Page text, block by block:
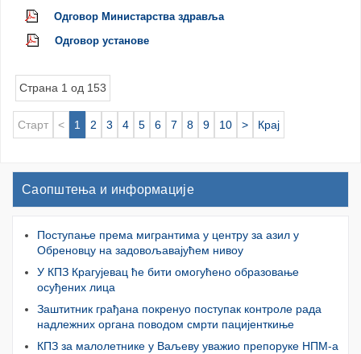
Одговор Министарства здравља
Одговор установе
Страна 1 од 153
Старт < 1 2 3 4 5 6 7 8 9 10 > Крај
Саопштења и информације
Поступање према мигрантима у центру за азил у
Обреновцу на задовољавајућем нивоу
У КПЗ Крагујевац ће бити омогућено образовање
осуђених лица
Заштитник грађана покренуо поступак контроле рада
надлежних органа поводом смрти пацијенткиње
КПЗ за малолетнике у Ваљеву уважио препоруке НПМ-а